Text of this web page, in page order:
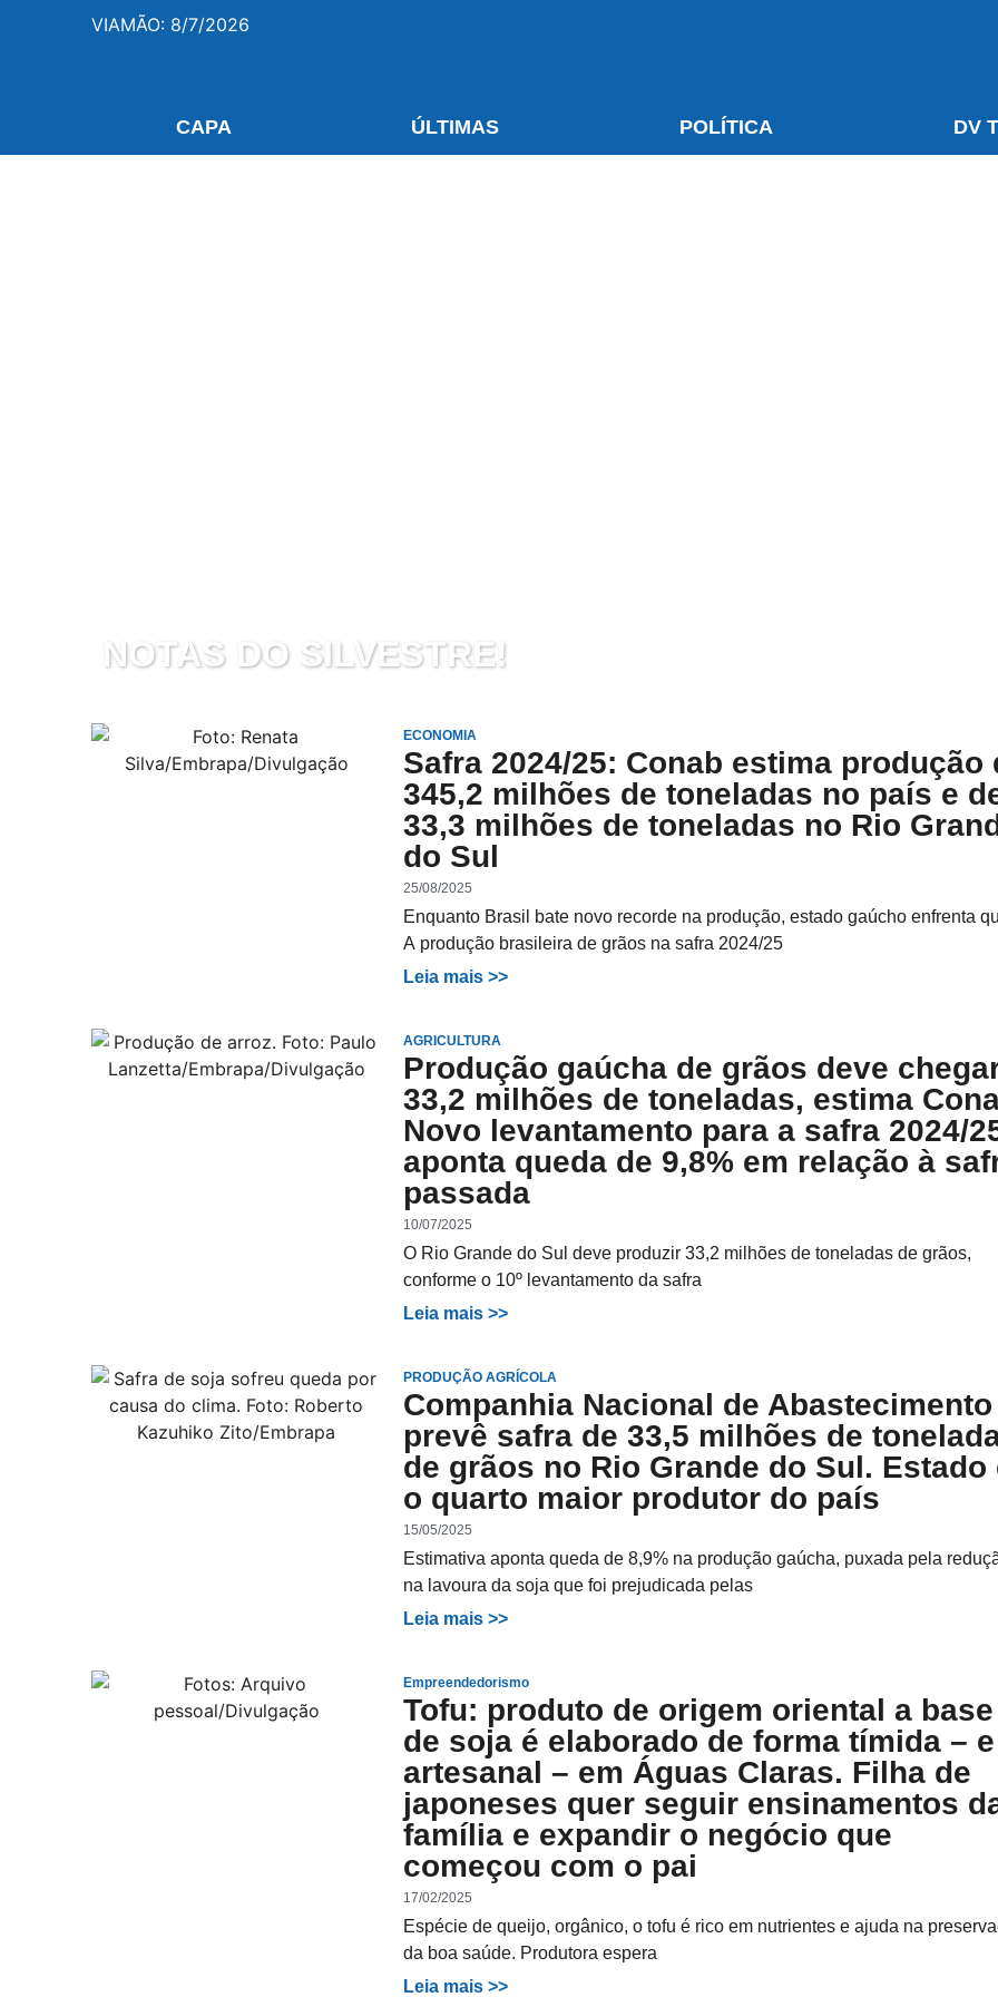
VIAMÃO: 8/7/2026
CAPA ÚLTIMAS POLÍTICA DV
NOTAS DO SILVESTRE!
ECONOMIA
Safra 2024/25: Conab estima produção
345,2 milhões de toneladas no país e
33,3 milhões de toneladas no Rio
do Sul
25/08/2025
Enquanto Brasil bate novo recorde na produção, estado gaúcho enfrenta
A produção brasileira de grãos na safra 2024/25
Leia mais >>
AGRICULTURA
Produção gaúcha de grãos deve
33,2 milhões de toneladas, estima
Novo levantamento para a safra 2024/
aponta queda de 9,8% em relação à
passada
10/07/2025
O Rio Grande do Sul deve produzir 33,2 milhões de toneladas de grãos,
conforme o 10º levantamento da safra
Leia mais >>
PRODUÇÃO AGRÍCOLA
Companhia Nacional de Abastecimento
prevê safra de 33,5 milhões de
de grãos no Rio Grande do Sul. Estado
o quarto maior produtor do país
15/05/2025
Estimativa aponta queda de 8,9% na produção gaúcha, puxada pela
na lavoura da soja que foi prejudicada pelas
Leia mais >>
Empreendedorismo
Tofu: produto de origem oriental a base
de soja é elaborado de forma tímida – e
artesanal – em Águas Claras. Filha de
japoneses quer seguir ensinamentos
família e expandir o negócio que
começou com o pai
17/02/2025
Espécie de queijo, orgânico, o tofu é rico em nutrientes e ajuda na
da boa saúde. Produtora espera
Leia mais >>